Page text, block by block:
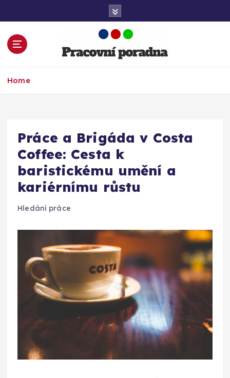
Home
Práce a Brigáda v Costa
Coffee: Cesta k
baristickému umění a
kariérnímu růstu
Hledání práce